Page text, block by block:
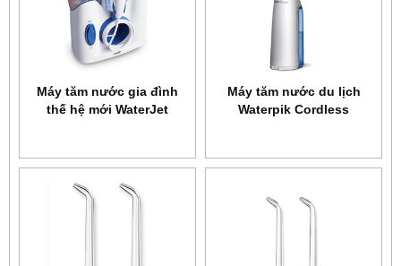
Máy tăm nước gia đình
thế hệ mới WaterJet
Máy tăm nước du lịch
Waterpik Cordless